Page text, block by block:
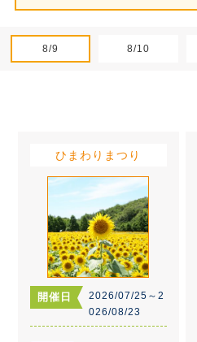
8/9 8/10
ひまわりまつり
開催日
2026/07/25～2
026/08/23